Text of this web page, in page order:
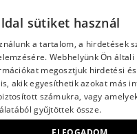
Magyarország
sütiket használ
a tartalom, a hirdetések
Webhelyünk Ön általi
megosztjuk hirdetési
akik egyesíthetik azokat más
számukra, vagy
gyűjtöttek össze.